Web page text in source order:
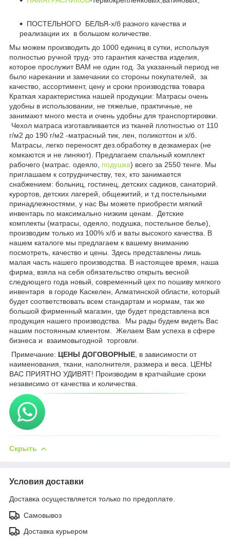
ПОСТЕЛЬНОГО БЕЛЬЯ-х/б разного качества и
реализации их в большом количестве.
Мы можем производить до 1000 единиц в сутки, используя
полностью ручной труд- это гарантия качества изделия,
которое прослужит ВАМ не один год. За указанный период не
было нарекании и замечании со стороны покупателей, за
качество, ассортимент, цену и сроки производства товара
Краткая характеристика нашей продукции: Матрасы очень
удобны в использовании, не тяжелые, практичные, не
занимают много места и очень удобны для транспортировки.
Чехол матраса изготавливается из тканей плотностью от 110
г/м2 до 190 г/м2 -матрасный тик, лен, поликоттон и х/б.
Матрасы, легко переносят дез.обработку в дезкамерах (не
комкаются и не линяют). Предлагаем спальный комплект
рабочего (матрас. одеяло, подушка) всего за 2550 тенге. Мы
приглашаем к сотрудничеству, тех, кто занимается
снабжением: больниц, гостинец, детских садиков, санаторий.
курортов, детских лагерей, общежитий, и т.д постельными
принадлежностями, у нас Вы можете приобрести мягкий
инвентарь по максимально низким ценам. Детские
комплекты (матрасы, одеяло, подушка, постельное белье),
производим только из 100% х/б и ваты высокого качества. В
нашем каталоге мы предлагаем к вашему вниманию
посмотреть, качество и цены. Здесь представлены лишь
малая часть нашего производства. В настоящее время, наша
фирма, взяла на себя обязательство открыть весной
следующего года новый, современный цех по пошиву мягкого
инвентаря в городе Каскелен, Алматинской области, который
будет соответствовать всем стандартам и нормам, так же
большой фирменный магазин, где будет представлена вся
продукция нашего производства. Мы рады будем видеть Вас
нашим постоянным клиентом. Желаем Вам успеха в сфере
бизнеса и взаимовыгодной торговли.
Примечание: ЦЕНЫ ДОГОВОРНЫЕ , в зависимости от
наименования, ткани, наполнителя, размера и веса. ЦЕНЫ
ВАС ПРИЯТНО УДИВЯТ! Производим в кратчайшие сроки
независимо от качества и количества.
Скрыть
Условия доставки
Доставка осуществляется только по предоплате.
Самовывоз
Доставка курьером